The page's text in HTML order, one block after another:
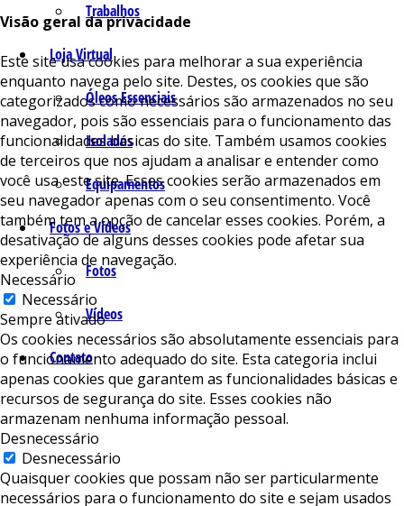
Trabalhos
Loja Virtual
Óleos Essenciais
Isolados
Equipamentos
Fotos e Vídeos
Fotos
Vídeos
Contato
Visão geral da privacidade
Este site usa cookies para melhorar a sua experiência
enquanto navega pelo site. Destes, os cookies que são
categorizados como necessários são armazenados no seu
navegador, pois são essenciais para o funcionamento das
funcionalidades básicas do site. Também usamos cookies
de terceiros que nos ajudam a analisar e entender como
você usa este site. Esses cookies serão armazenados em
seu navegador apenas com o seu consentimento. Você
também tem a opção de cancelar esses cookies. Porém, a
desativação de alguns desses cookies pode afetar sua
experiência de navegação.
Necessário
Necessário
Sempre ativado
Os cookies necessários são absolutamente essenciais para
o funcionamento adequado do site. Esta categoria inclui
apenas cookies que garantem as funcionalidades básicas e
recursos de segurança do site. Esses cookies não
armazenam nenhuma informação pessoal.
Desnecessário
Desnecessário
Quaisquer cookies que possam não ser particularmente
necessários para o funcionamento do site e sejam usados ​​